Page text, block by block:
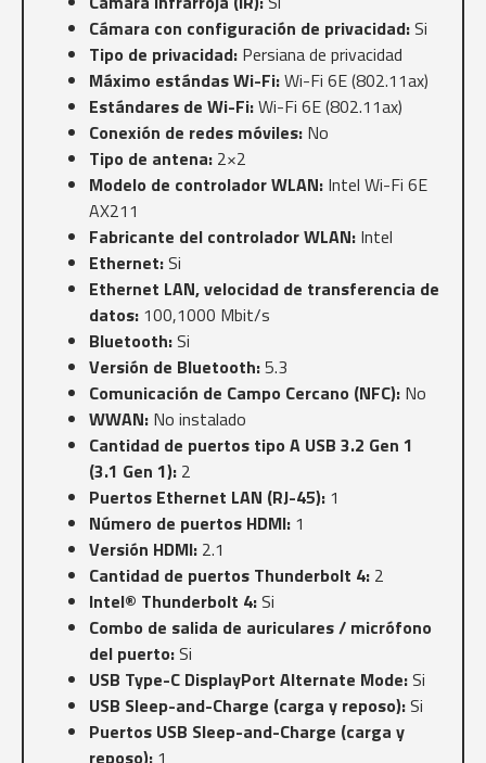
Cámara con configuración de privacidad:Si
Tipo de privacidad: Persiana de privacidad
Máximo estándas Wi-Fi:Wi-Fi 6E (802.11ax)
Estándares de Wi-Fi:Wi-Fi 6E (802.11ax)
Conexión de redes móviles: No
Tipo de antena: 2×2
Modelo de controlador WLAN: Intel Wi-Fi 6E
AX211
Fabricante del controlador WLAN: Intel
Ethernet:Si
Ethernet LAN, velocidad de transferencia de
datos: 100,1000 Mbit/s
Bluetooth:Si
Versión de Bluetooth:5.3
Comunicación de Campo Cercano (NFC): No
WWAN: No instalado
Cantidad de puertos tipo A USB 3.2 Gen 1
(3.1 Gen 1): 2
Puertos Ethernet LAN (RJ-45): 1
Número de puertos HDMI: 1
Versión HDMI: 2.1
Cantidad de puertos Thunderbolt 4: 2
Intel® Thunderbolt 4:Si
Combo de salida de auriculares / micrófono
del puerto:Si
USB Type-C DisplayPort Alternate Mode:Si
USB Sleep-and-Charge (carga y reposo):Si
Puertos USB Sleep-and-Charge (carga y